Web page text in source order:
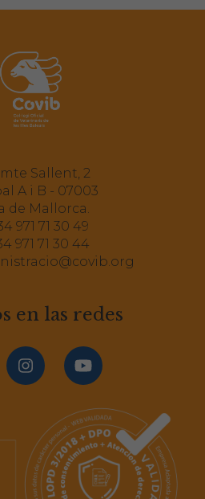
de Animales
2026
Clínicos Edición XXIII
Medicina Deportiva
Sallent, 2
A i B - 07003
de Mallorca.
971 71 30 49
971 71 30 44
en las redes